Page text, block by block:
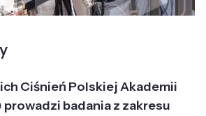
Ciśnień Polskiej Akademii
prowadzi badania z zakresu